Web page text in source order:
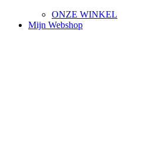
ONZE WINKEL
Mijn Webshop